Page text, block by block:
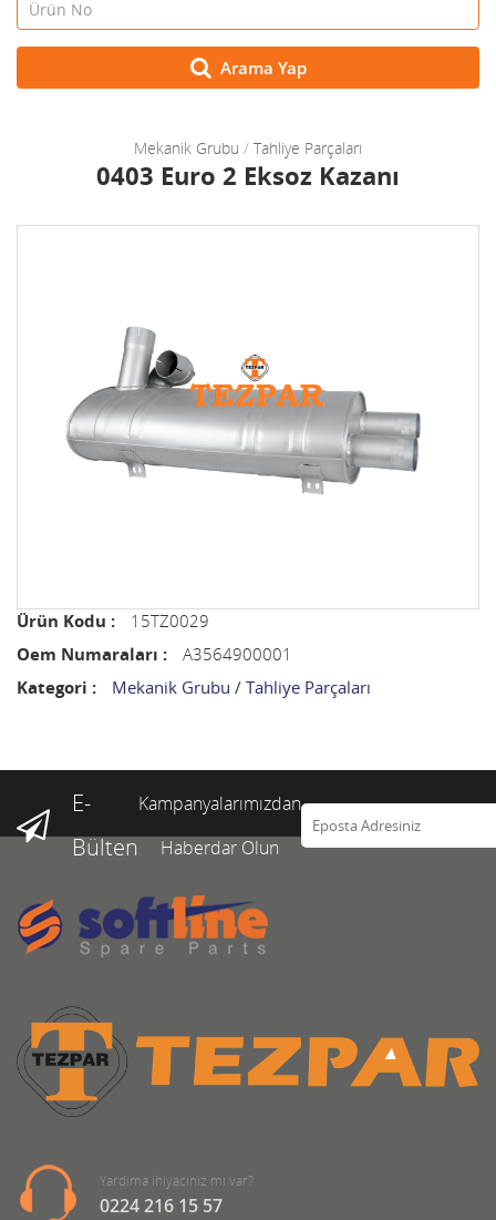
Arama Yap
Mekanik Grubu / Tahliye Parçaları
0403 Euro 2 Eksoz Kazanı
Ürün Kodu :
15TZ0029
Oem Numaraları :
A3564900001
Kategori :
Mekanik Grubu / Tahliye Parçaları
E-
Bülten
Kampanyalarımızdan
Haberdar Olun
Yardıma ihiyacınız mı var?
0224 216 15 57